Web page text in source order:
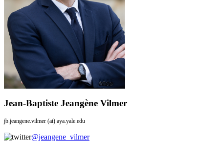
Jean-Baptiste Jeangène Vilmer
jb.jeangene.vilmer (at) aya.yale.edu
@jeangene_vilmer